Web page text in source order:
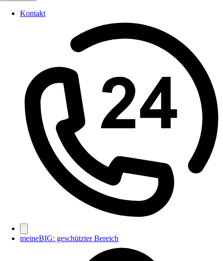
Kontakt
meineBIG: geschützter Bereich